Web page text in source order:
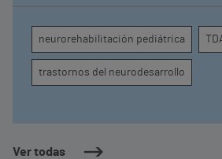
Ver todas
atención, la regulación emocional
conducta
neurorehabilitación pediátrica
trastornos del neurodesarrollo